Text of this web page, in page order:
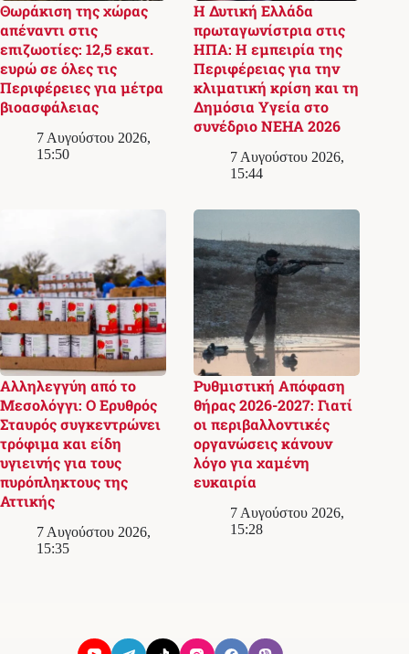
Θωράκιση της χώρας
απέναντι στις
επιζωοτίες: 12,5 εκατ.
ευρώ σε όλες τις
Περιφέρειες για μέτρα
βιοασφάλειας
7 Αυγούστου 2026,
15:50
Η Δυτική Ελλάδα
πρωταγωνίστρια στις
ΗΠΑ: Η εμπειρία της
Περιφέρειας για την
κλιματική κρίση και τη
Δημόσια Υγεία στο
συνέδριο NEHA 2026
7 Αυγούστου 2026,
15:44
Αλληλεγγύη από το
Μεσολόγγι: Ο Ερυθρός
Σταυρός συγκεντρώνει
τρόφιμα και είδη
υγιεινής για τους
πυρόπληκτους της
Αττικής
7 Αυγούστου 2026,
15:35
Ρυθμιστική Απόφαση
θήρας 2026-2027: Γιατί
οι περιβαλλοντικές
οργανώσεις κάνουν
λόγο για χαμένη
ευκαιρία
7 Αυγούστου 2026,
15:28